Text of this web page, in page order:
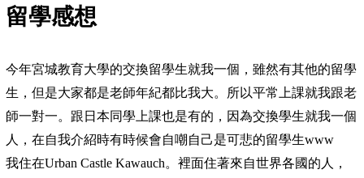
留學感想
今年宮城教育大學的交換留學生就我一個，雖然有其他的留學
生，但是大家都是老師年紀都比我大。所以平常上課就我跟老
師一對一。跟日本同學上課也是有的，因為交換學生就我一個
人，在自我介紹時有時候會自嘲自己是可悲的留學生www
我住在Urban Castle Kawauch。裡面住著來自世界各國的人，